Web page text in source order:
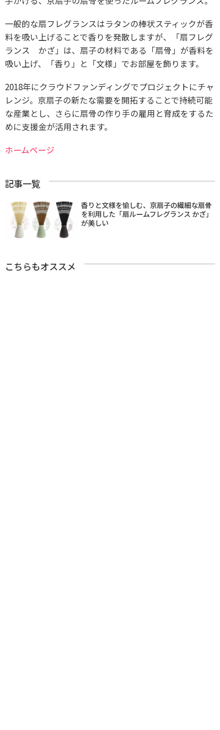
一般的な扇フレグランスはラタンの棒状スティックが香
料を吸い上げることで香りを発散しますが、
「扇フレグ
ランス かざ」は、扇子の材料である「扇骨」が香料を
吸い上げ、
「香り」と「文様」でお部屋を飾ります。
2018年にクラウドファンディングでプロジェクトにチャ
レンジ。京扇子の新たな需要を開拓することで持続可能
な産業とし、さらに扇骨の作り手の雇用と育成をするた
めに支援金が活用されます。
ホームページ
記事一覧
香りと文様を愉しむ、京扇子の繊細な扇骨
を利用した「扇ルームフレグランス かざ」
が美しい
こちらもオススメ